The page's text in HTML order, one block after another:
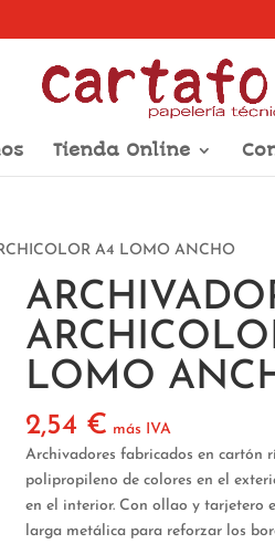
Tienda Online
A4 LOMO ANCHO
LOMO
2,54 € más IVA
Archivadores fabricados en cartón
polipropileno de colores en el
en el interior. Con ollao y tarjetero
larga metálica para reforzar los